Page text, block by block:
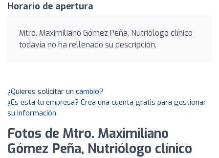
Horario de apertura
Mtro. Maximiliano Gómez Peña, Nutriólogo clínico
todavía no ha rellenado su descripción.
¿Quieres solicitar un cambio?
¿Es esta tu empresa? Crea una cuenta gratis para gestionar
su información
Fotos de Mtro. Maximiliano
Gómez Peña, Nutriólogo clínico